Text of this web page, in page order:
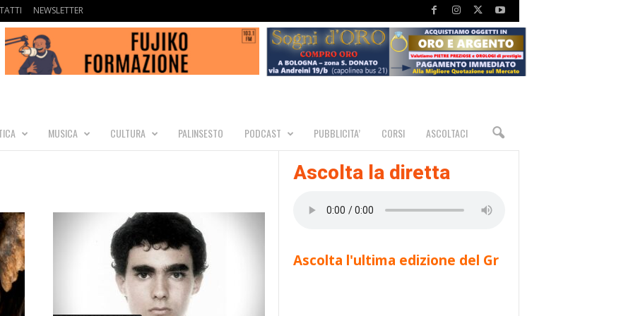
NEWSLETTER
MUSICA CULTURA PALINSESTO PODCAST PUBBLICITA’ CORSI ASCOLTACI
Ascolta la diretta
Ascolta l'ultima edizione del Gr